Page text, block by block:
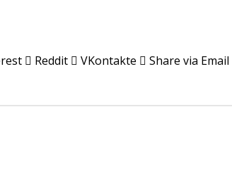
Reddit VKontakte
Share via Email